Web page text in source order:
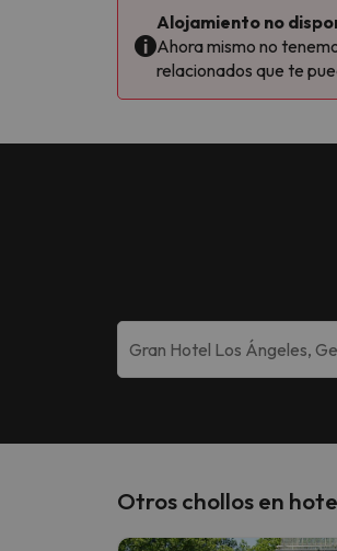
Alojamiento no
Ahora mismo no
relacionados que te
Otros chollos en